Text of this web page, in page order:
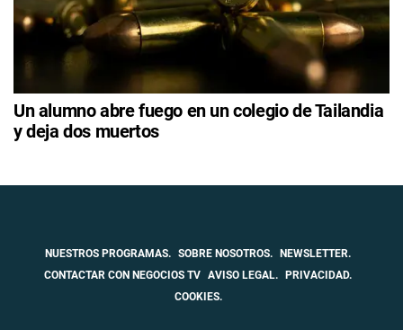
Un alumno abre fuego en un colegio de Tailandia
y deja dos muertos
NUESTROS PROGRAMAS. SOBRE NOSOTROS.
NEWSLETTER.
CONTACTAR CON NEGOCIOS TV AVISO LEGAL.
PRIVACIDAD.
COOKIES.